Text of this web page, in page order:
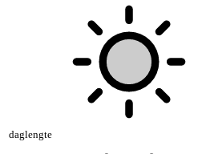
daglengte